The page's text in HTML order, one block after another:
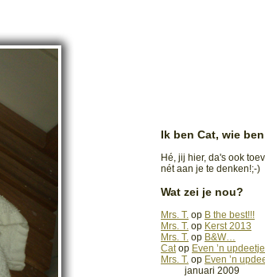
Ik ben Cat, wie
Hé, jij hier, da's ook
nét aan je te denken!;-)
Wat zei je nou?
Mrs. T. op B the best!!!
Mrs. T. op Kerst 2013
Mrs. T. op B&W…
Catop Even ’n
Mrs. T. op Even ’n
januari 2009